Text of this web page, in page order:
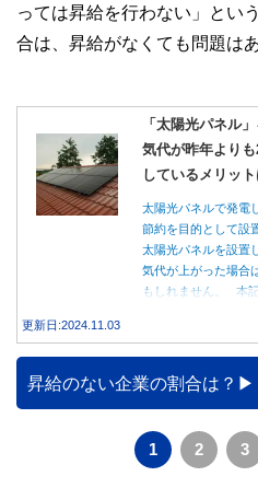
っては昇給を行わない」とい
合は、昇給がなくても問題は
「太陽光パネル
気代が昨年より
しているメリッ
太陽光パネルで発電
節約を目的として設
太陽光パネルを設置
気代が上がった場合
もしれません。 本
更新日:2024.11.03
昇給のない企業の割合は？
1 2 3